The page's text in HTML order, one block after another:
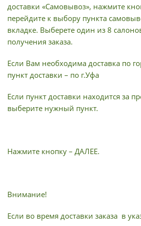
доставки «Самовывоз», нажмите
перейдите к выбору пункта
вкладке. Выберете один из 8
получения заказа.
Если Вам необходима доставка по
пункт доставки – по г.Уфа
Если пункт доставки находится за
выберите нужный пункт.
Нажмите кнопку – ДАЛЕЕ.
Внимание!
Если во время доставки заказа в